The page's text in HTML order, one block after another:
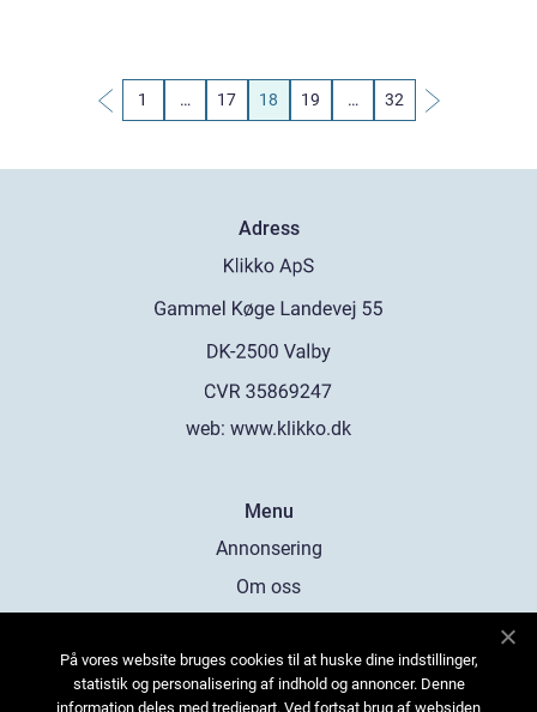
1 … 17 18 19 … 32
Adress
web: www.klikko.dk
Menu
Annonsering
Om oss
Kontakta oss
Sitemap
På vores website bruges cookies til at huske dine indstillinger,
statistik og personalisering af indhold og annoncer. Denne
information deles med tredjepart. Ved fortsat brug af websiden